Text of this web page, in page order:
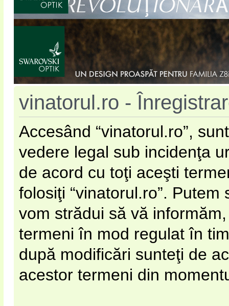
vinatorul.ro -
Accesând “vinatorul.ro”,
vedere legal sub incidenţa
de acord cu toţi aceşti
folosiţi “vinatorul.ro”.
vom strădui să vă
termeni în mod regulat în
după modificări sunteţi de
acestor termeni din